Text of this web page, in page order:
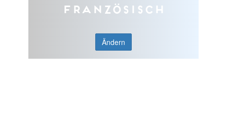
Französisch
Ändern